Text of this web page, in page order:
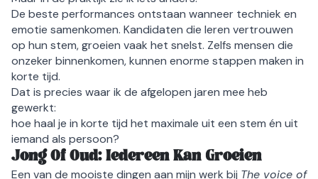
De beste performances ontstaan wanneer techniek en
emotie samenkomen. Kandidaten die leren vertrouwen
op hun stem, groeien vaak het snelst. Zelfs mensen die
onzeker binnenkomen, kunnen enorme stappen maken in
korte tijd.
Dat is precies waar ik de afgelopen jaren mee heb
gewerkt:
hoe haal je in korte tijd het maximale uit een stem én uit
iemand als persoon?
Jong Of Oud: Iedereen Kan Groeien
Een van de mooiste dingen aan mijn werk bij The voice of